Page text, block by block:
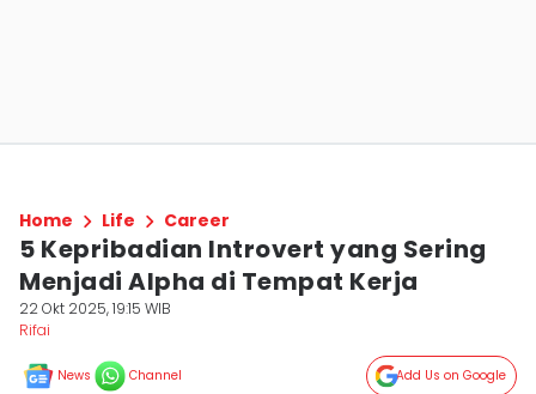
Home Life Career
5 Kepribadian Introvert yang Sering
Menjadi Alpha di Tempat Kerja
22 Okt 2025, 19:15 WIB
Rifai
News Channel Add Us on Google